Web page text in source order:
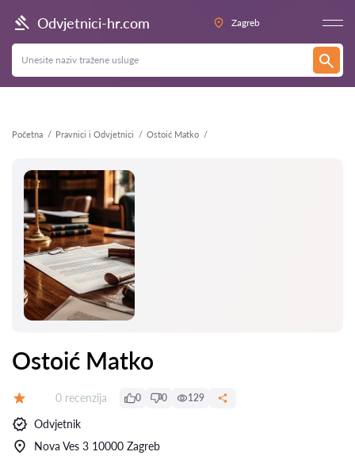
Odvjetnici-hr.com Zagreb
Početna Pravnici i Odvjetnici Ostoić Matko
Natrag
Ostoić Matko
Recenzija:
0 recenzija 0 0 129
Odvjetnik
Nova Ves 3 10000 Zagreb